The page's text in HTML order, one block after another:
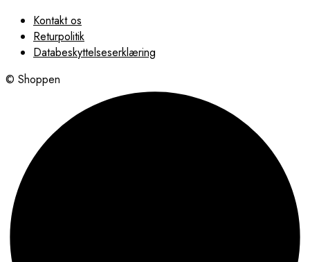
Kontakt os
Returpolitik
Databeskyttelseserklæring
© Shoppen